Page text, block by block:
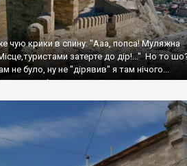
чую крики в спину: "Ааа, попса! Муляжна
затерте до дір!..." Но то
не було, ну не "дірявив" я там нічого...
цього літа.